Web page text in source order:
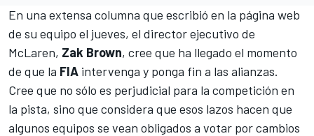
En una extensa columna que escribió en la página web
de su equipo el jueves, el director ejecutivo de
McLaren, Zak Brown, cree que ha llegado el momento
de que la FIA intervenga y ponga fin a las alianzas.
Cree que no sólo es perjudicial para la competición en
la pista, sino que considera que esos lazos hacen que
algunos equipos se vean obligados a votar por cambios